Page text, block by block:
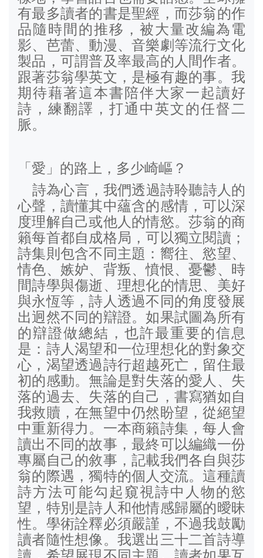
有最多讀者的書是聖經，而莎翁的作
品隨時間的推移，被大量改編為電
影、芭蕾、動漫、音樂劇等流行文化
製品，可謂普及率最高的人間作者。
跟著莎翁學英文，是極有趣的事。我
期待藉著這本書陪伴大家一起讀好
詩，練翻譯，打通中英文的任督二
脈。
「愛」的路上，多少崎嶇？
詩為心言，我們透過詩聆聽詩人的
心聲，讀懂其中蘊含的感情，可以深
度理解自己或他人的情慾。莎翁的商
籟每首都自成格局，可以獨立閱讀；
詩集則包含不同主題：嚮往、慾望、
情色、嫉妒、背叛、憤恨、憂鬱、時
間詩學與傷逝、理想化的情思、美好
與永恆等，詩人透過不同的角度發展
出迥然不同的辯證。如果試圖為所有
的辯證做總結，也許最重要的信息
是：詩人渴望和一位理想化的對象交
心，渴望透過詩行超越死亡，留住最
初的感動。無論是對失落的愛人、失
落的過去、失落的自己，書寫猶如自
我救贖，在無望中仍然盼望，從絕望
中重新得力。一本商籟詩集，每人會
讀出不同的故事，最終可以編織一份
專屬自己的敘事，記載我們各自與莎
翁的際遇，獨特的個人交流。這種讀
詩方法可能勾起窺視詩中人物的慾
望，特別是詩人和他情感歸屬的曖昧
性。學術詮釋必須嚴謹，不過我鼓勵
讀者隨性想像。我選出三十二首詩導